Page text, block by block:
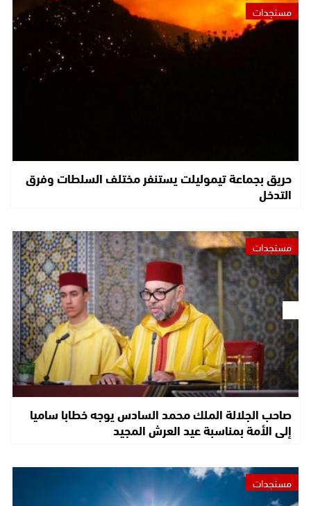
مستجدات
حريق بجماعة تيموليلت يستنفر مختلف السلطات وفرق
التدخل
مستجدات
صاحب الجلالة الملك محمد السادس يوجه خطابا ساميا
إلى الأمة بمناسبة عيد العرش المجيد
مستجدات